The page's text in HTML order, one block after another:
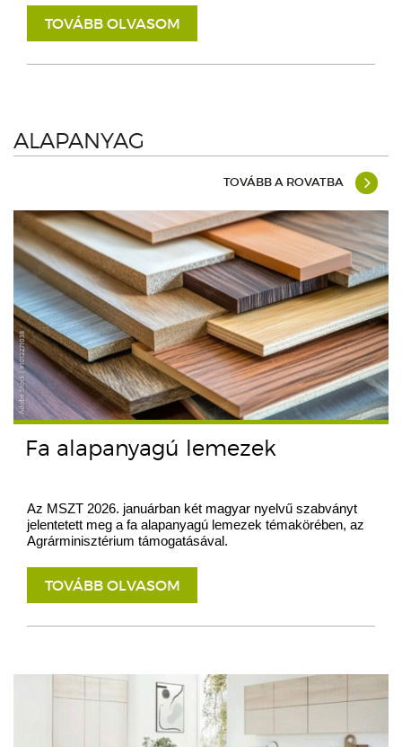
TOVÁBB OLVASOM
ALAPANYAG
TOVÁBB A ROVATBA
Fa alapanyagú lemezek
Az MSZT 2026. januárban két magyar nyelvű szabványt
jelentetett meg a fa alapanyagú lemezek témakörében, az
Agrárminisztérium támogatásával.
TOVÁBB OLVASOM